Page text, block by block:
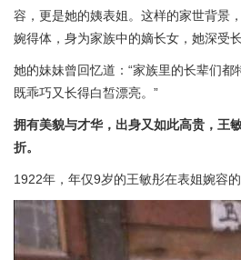
容，更是她的姨表姐。这样的家世背景
婉得体，身为家族中的嫡长女，她深受
她的妹妹曾回忆道：“家族里的长辈们
既乖巧又长得白皙漂亮。”
拥有美貌与才华，出身又如此高贵，王
折。
1922年，年仅9岁的王敏彤在表姐婉容的